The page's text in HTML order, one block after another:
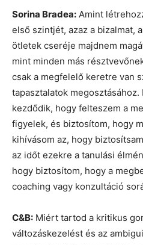
Sorina Bradea: Amint
első szintjét, azaz a bizalmat,
ötletek cseréje majdnem
mint minden más
csak a megfelelő keretre van
tapasztalatok
kezdődik, hogy felteszem a
figyelek, és biztosítom, hogy
kihívásom az, hogy
az időt ezekre a tanulási
hogy biztosítom, hogy a
coaching vagy konzultáció
C&B: Miért tartod a kritikus
változáskezelést és az